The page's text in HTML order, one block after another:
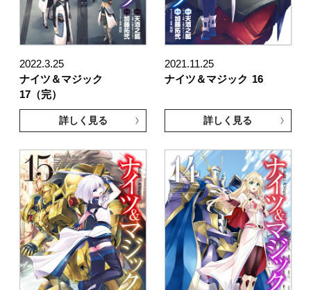
2022.3.25
ナイツ＆マジック
17（完）
詳しく見る
2021.11.25
ナイツ＆マジック 16
詳しく見る